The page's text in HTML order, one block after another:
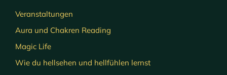
Veranstaltungen
Aura und Chakren Reading
Magic Life
Wie du hellsehen und hellfühlen lernst